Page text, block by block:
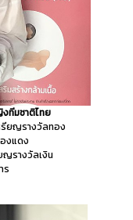
ทีมชาติไทย
รียญรางวัลทอง
งแดง
ญรางวัลเงิน
ร